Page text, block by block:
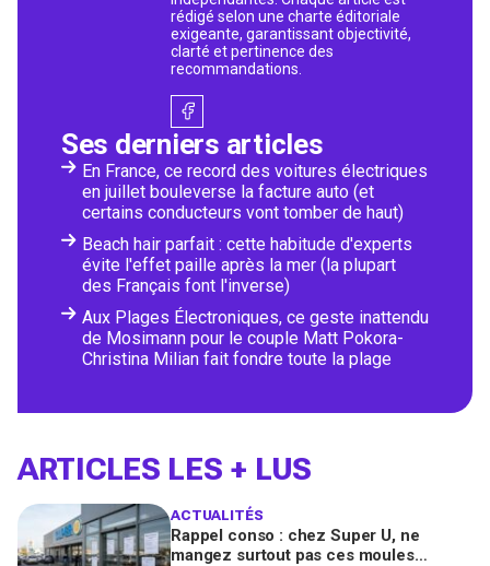
rédigé selon une charte éditoriale
exigeante, garantissant objectivité,
clarté et pertinence des
recommandations.
Ses derniers articles
En France, ce record des voitures électriques
en juillet bouleverse la facture auto (et
certains conducteurs vont tomber de haut)
Beach hair parfait : cette habitude d'experts
évite l'effet paille après la mer (la plupart
des Français font l'inverse)
Aux Plages Électroniques, ce geste inattendu
de Mosimann pour le couple Matt Pokora-
Christina Milian fait fondre toute la plage
ARTICLES LES + LUS
ACTUALITÉS
Rappel conso : chez Super U, ne
mangez surtout pas ces moules